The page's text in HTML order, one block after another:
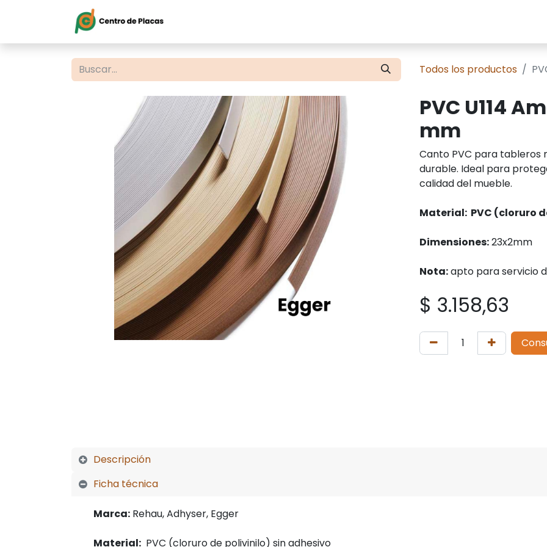
Todos los productos
PVC U114
mm
Canto PVC para tableros
durable. Ideal para
calidad del mueble.
Material: PVC (cloruro
Dimensiones:23x2mm
Nota:apto para servicio
$ 3.158,63
Descripción
Ficha técnica
Marca: Rehau, Adhyser, Egger
Material: PVC (cloruro de polivinilo) sin adhesivo